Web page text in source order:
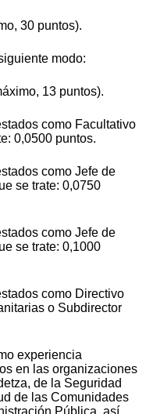
30 puntos).
modo:
13 puntos).
como Facultativo
0,0500 puntos.
como Jefe de
se trate: 0,0750
como Jefe de
se trate: 0,1000
como Directivo
o Subdirector
experiencia
en las organizaciones
de la Seguridad
de las Comunidades
Pública, así